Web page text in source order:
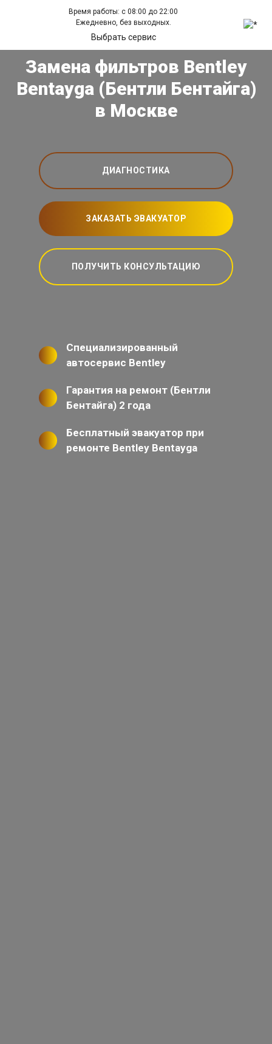
Время работы: с 08:00 до 22:00
Ежедневно, без выходных.
Выбрать сервис
Замена фильтров Bentley
Bentayga (Бентли Бентайга)
в Москве
ДИАГНОСТИКА
ЗАКАЗАТЬ ЭВАКУАТОР
ПОЛУЧИТЬ КОНСУЛЬТАЦИЮ
Специализированный
автосервис Bentley
Гарантия на ремонт (Бентли
Бентайга) 2 года
Бесплатный эвакуатор при
ремонте Bentley Bentayga